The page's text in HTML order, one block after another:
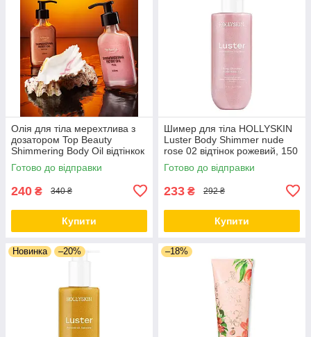
Олія для тіла мерехтлива з
дозатором Top Beauty
Shimmering Body Oil відтінкок
срібно-рожеве, 100 мл
Готово до відправки
240 ₴ 340 ₴
Купити
Шимер для тіла HOLLYSKIN
Luster Body Shimmer nude
rose 02 відтінок рожевий, 150
мл
Готово до відправки
233 ₴ 292 ₴
Купити
Новинка –20% –18%